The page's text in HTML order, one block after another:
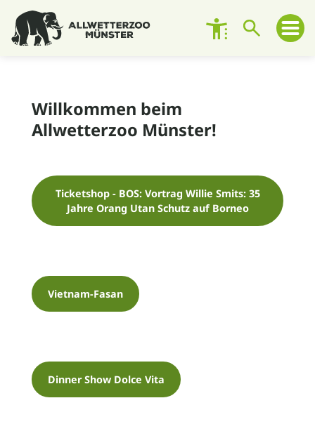
Willkommen beim
Allwetterzoo Münster!
Ticketshop - BOS: Vortrag Willie Smits: 35
Jahre Orang Utan Schutz auf Borneo
Vietnam-Fasan
Dinner Show Dolce Vita
Zoo entdecken
Engagement
Über den Zoo
Kontakt und Ansprechpersonen
Stellenangebote